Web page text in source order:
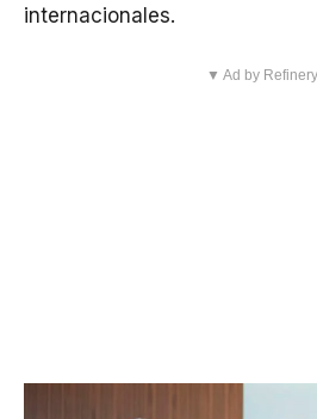
internacionales.
▼ Ad by